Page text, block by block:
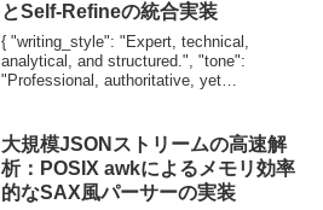
とSelf-Refineの統合実装
{ "writing_style": "Expert, technical,
analytical, and structured.", "tone":
"Professional, authoritative, yet
大規模JSONストリームの高速解
析：POSIX awkによるメモリ効率
的なSAX風パーサーの実装